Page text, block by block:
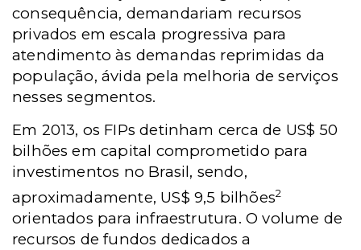
consequência, demandariam recursos
privados em escala progressiva para
atendimento às demandas reprimidas da
população, ávida pela melhoria de serviços
nesses segmentos.
Em 2013, os FIPs detinham cerca de US$ 50
bilhões em capital comprometido para
investimentos no Brasil, sendo,
aproximadamente, US$ 9,5 bilhões2
orientados para infraestrutura. O volume de
recursos de fundos dedicados a